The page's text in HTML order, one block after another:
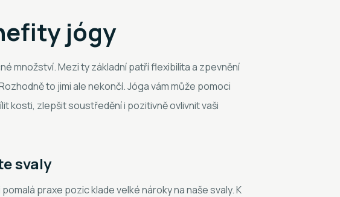
jógy
množství. Mezi ty základní patří flexibilita a zpevnění
to jimi ale nekončí. Jóga vám může pomoci
kosti, zlepšit soustředění i pozitivně ovlivnit vaši
svaly
praxe pozic klade velké nároky na naše svaly. K